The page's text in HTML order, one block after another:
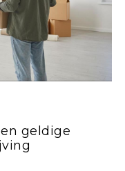
geldige